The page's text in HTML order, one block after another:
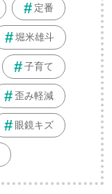
定番
堀米雄斗
子育て
歪み軽減
眼鏡キズ